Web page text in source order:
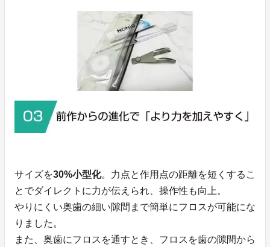
サイズを30%小型化。力点と作用点の距離を短くするこ
とでダイレクトに力が伝えられ、操作性も向上。
やりにくい奥歯の細い隙間まで簡単にフロスが可能にな
りました。
また、奥歯にフロスを通すとき、フロスを歯の隙間から